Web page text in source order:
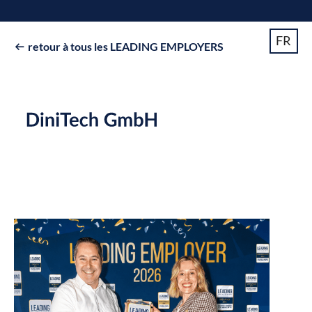
 retour à tous les LEADING EMPLOYERS FR